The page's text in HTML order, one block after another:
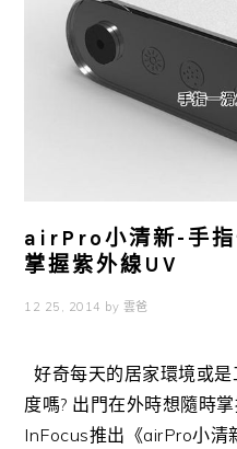
airPro小清新-手指
掌握紫外線UV
12 25, 2014 by 雲爸
好奇每天的居家環境或
度嗎? 出門在外時想隨時
InFocus推出《airPro小清